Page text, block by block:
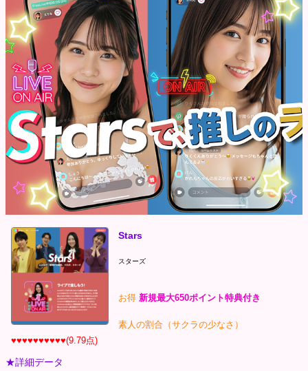
Stars
スターズ
お得 新規最大650ポイント特典付き
素人の割合（サクラの少なさ）
♥♥♥♥♥♥♥♥♥♥(9.79点)
★詳細データ